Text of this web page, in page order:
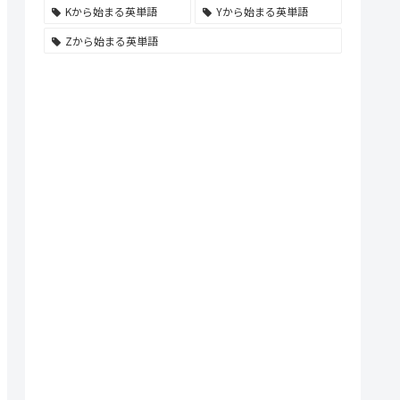
Kから始まる英単語
Yから始まる英単語
Zから始まる英単語